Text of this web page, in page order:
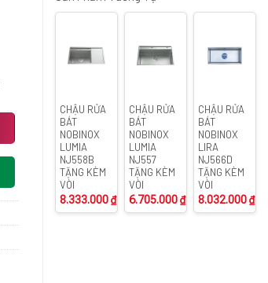
CHẬU RỬA
BÁT
NOBINOX
LUMIA
NJ558B
TẶNG KÈM
VÒI
8.333.000₫
CHẬU RỬA
BÁT
NOBINOX
LUMIA
NJ557
TẶNG KÈM
VÒI
6.705.000₫
CHẬU RỬA
BÁT
NOBINOX
LIRA
NJ566D
TẶNG KÈM
VÒI
8.032.000₫